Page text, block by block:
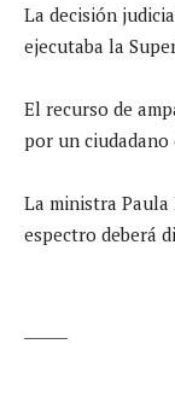
La decisión
ejecutaba la
El recurso de
por un ciudadano
La ministra Paula
espectro deberá